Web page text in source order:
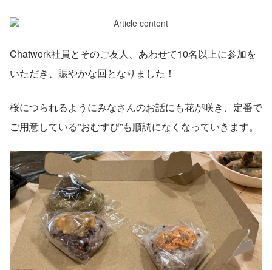
Chatwork社員とそのご友人、あわせて10名以上に参加を
いただき、賑やかな回となりました！
桜につられるようにみなさんのお話にも花が咲き、定番で
ご用意している”おむすび”も順調になくなっていきます。